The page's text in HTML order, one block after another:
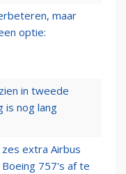
maar
optie:
in tweede
is nog lang
extra Airbus
757's af te